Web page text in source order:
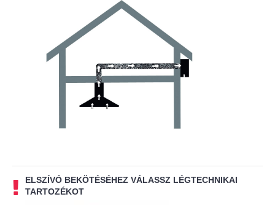
ELSZÍVÓ BEKÖTÉSÉHEZ VÁLASSZ LÉGTECHNIKAI
TARTOZÉKOT